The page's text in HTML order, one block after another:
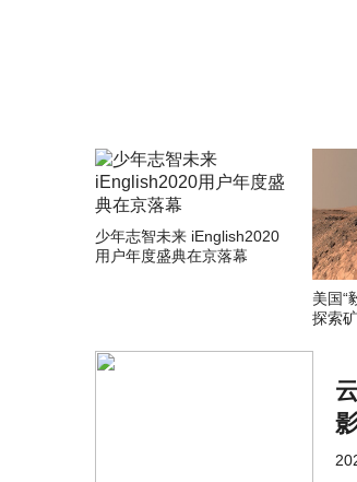
少年志智未来 iEnglish2020
用户年度盛典在京落幕
美国“
探索